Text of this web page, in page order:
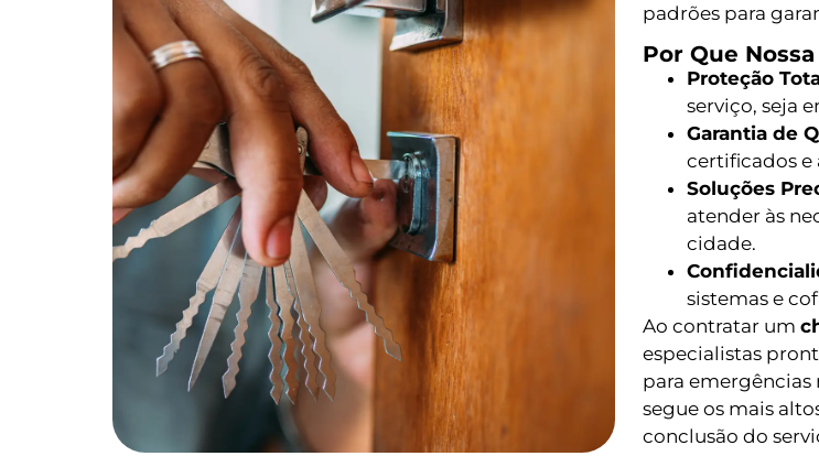
padrões para
Por Que
Proteção
serviço, seja
Garantia de
certificados e
Soluções
atender às
cidade.
sistemas e
Ao contratar um
especialistas
para emergências
segue os mais
conclusão do